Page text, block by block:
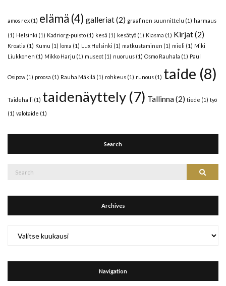
amos rex (1) elämä (4) galleriat(2) graafinen suunnittelu (1) harmaus
(1) Helsinki (1) Kadriorg-puisto (1) kesä (1) kesätyö (1) Kiasma (1) Kirjat(2)
Kroatia (1) Kumu (1) loma (1) Lux Helsinki (1) matkustaminen (1) mieli (1) Miki
Liukkonen (1) Mikko Harju (1) museot (1) nuoruus (1) Osmo Rauhala (1) Paul
Osipow (1) proosa (1) Rauha Mäkilä (1) rohkeus (1) runous (1) taide (8)
Taidehalli (1) taidenäyttely (7) Tallinna(2) tiede (1) työ
(1) valotaide (1)
Search
Search
Archives
Navigation